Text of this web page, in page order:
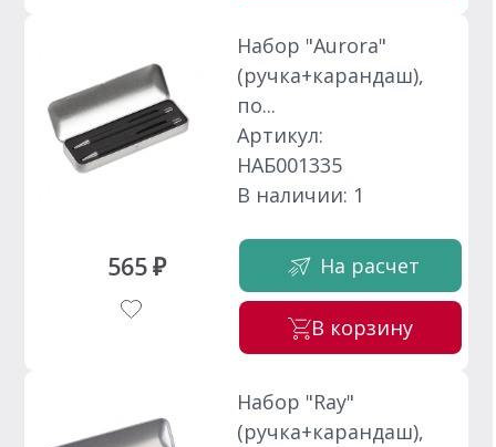
565 ₽
Набор "Aurora"
(ручка+карандаш),
по...
Артикул:
НАБ001335
В наличии: 1
На расчет
В корзину
Набор "Ray"
(ручка+карандаш),